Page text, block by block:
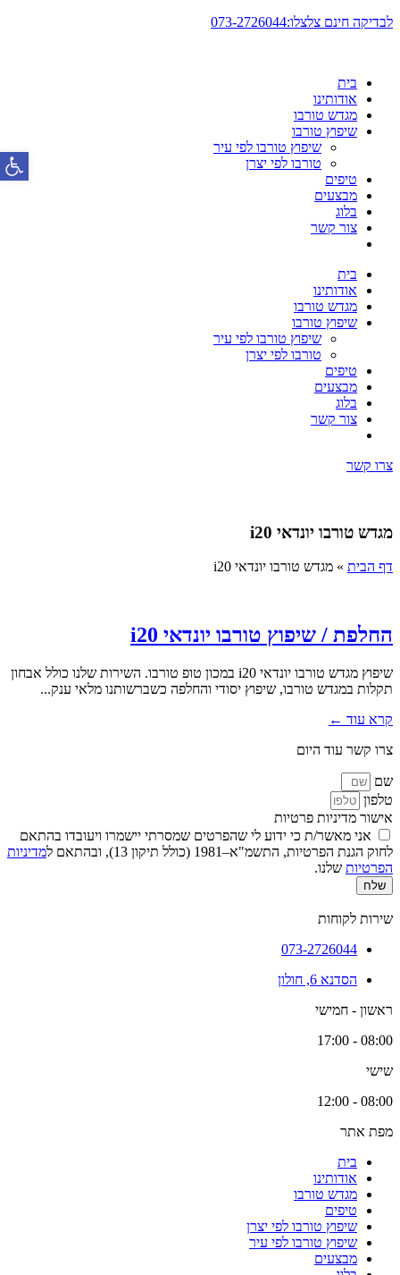
דלג
לבדיקה חינם צלצלו:073-2726044
בית
אודותינו
מגדש טורבו
שיפוץ טורבו
שיפוץ טורבו לפי עיר
טורבו לפי יצרן
טיפים
מבצעים
בלוג
צור קשר
בית
אודותינו
מגדש טורבו
שיפוץ טורבו
שיפוץ טורבו לפי עיר
טורבו לפי יצרן
טיפים
מבצעים
בלוג
צור קשר
צרו קשר
מגדש טורבו יונדאי i20
דף הבית » מגדש טורבו יונדאי i20
החלפת / שיפוץ טורבו יונדאי i20
שיפוץ מגדש טורבו יונדאי i20 במכון טופ טורבו. השירות שלנו כולל אבחון
תקלות במגדש טורבו, שיפוץ יסודי והחלפה כשברשותנו מלאי ענק...
קרא עוד ←
צרו קשר עוד היום
שם
טלפון
אישור מדיניות פרטיות
אני מאשר/ת כי ידוע לי שהפרטים שמסרתי יישמרו ויעובדו בהתאם
לחוק הגנת הפרטיות, התשמ"א–1981 (כולל תיקון 13), ובהתאם ל
מדיניות
הפרטיות שלנו.
שלח
שירות לקוחות
073-2726044
הסדנא 6, חולון
ראשון - חמישי
08:00 - 17:00
שישי
08:00 - 12:00
מפת אתר
בית
אודותינו
מגדש טורבו
טיפים
שיפוץ טורבו לפי יצרן
שיפוץ טורבו לפי עיר
מבצעים
פתח